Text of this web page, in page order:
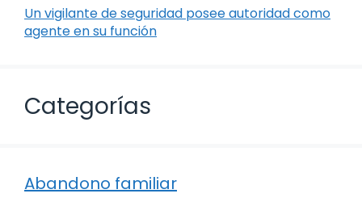
Un vigilante de seguridad posee autoridad como
agente en su función
Categorías
Abandono familiar